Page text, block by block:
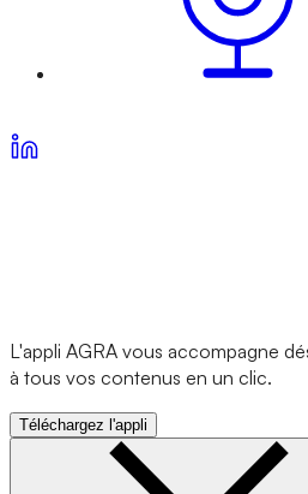
L'appli AGRA vous accompagne
à tous vos contenus en un clic.
Téléchargez l'appli